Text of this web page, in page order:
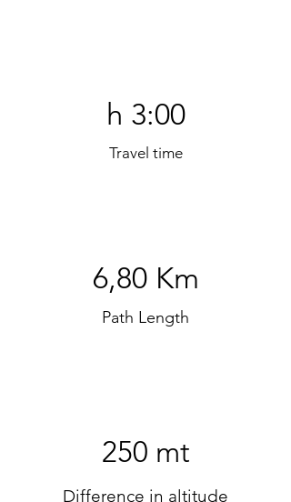
h 3:00
Travel time
6,80 Km
Path Length
Difference in altitude
250 mt